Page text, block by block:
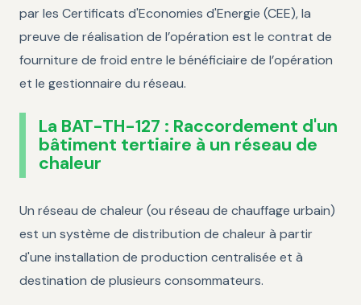
par les Certificats d'Economies d'Energie (CEE), la
preuve de réalisation de l’opération est le contrat de
fourniture de froid entre le bénéficiaire de l’opération
et le gestionnaire du réseau.
La BAT-TH-127 : Raccordement d'un
bâtiment tertiaire à un réseau de
chaleur
Un réseau de chaleur (ou réseau de chauffage urbain)
est un système de distribution de chaleur à partir
d'une installation de production centralisée et à
destination de plusieurs consommateurs.